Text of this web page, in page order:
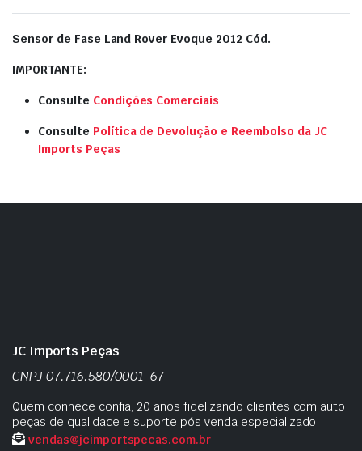
Sensor de Fase Land Rover Evoque 2012 Cód.
IMPORTANTE:
Consulte Condições Comerciais
Consulte Política de Devolução e Reembolso da JC
Imports Peças
JC Imports Peças
CNPJ 07.716.580/0001-67
Quem conhece confia, 20 anos fidelizando clientes com auto
peças de qualidade e suporte pós venda especializado
vendas@jcimportspecas.com.br